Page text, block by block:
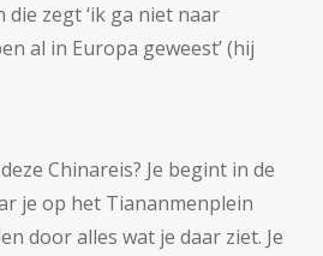
die zegt ‘ik ga niet naar
al in Europa geweest’ (hij
Chinareis? Je begint in de
je op het Tiananmenplein
door alles wat je daar ziet. Je